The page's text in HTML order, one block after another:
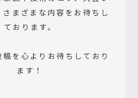
さまざまな内容をお待ちし
ております。
を心よりお待ちしており
ます！